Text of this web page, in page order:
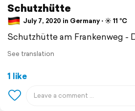
Schutzhütte
July 7, 2020 in Germany ⋅ ☀️ 11 °C
Schutzhütte am Frankenweg -
See translation
1 like